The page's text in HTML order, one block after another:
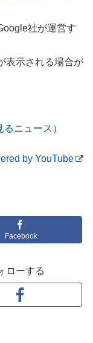
国道116号線の風景
社が運営す
表示される場合が
ニュース）
by YouTube
Facebook
ローする